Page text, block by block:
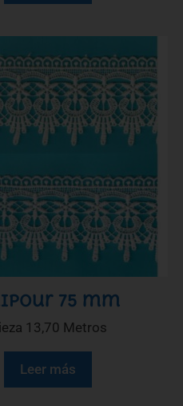
75 mm
13,70 Metros
Leer más